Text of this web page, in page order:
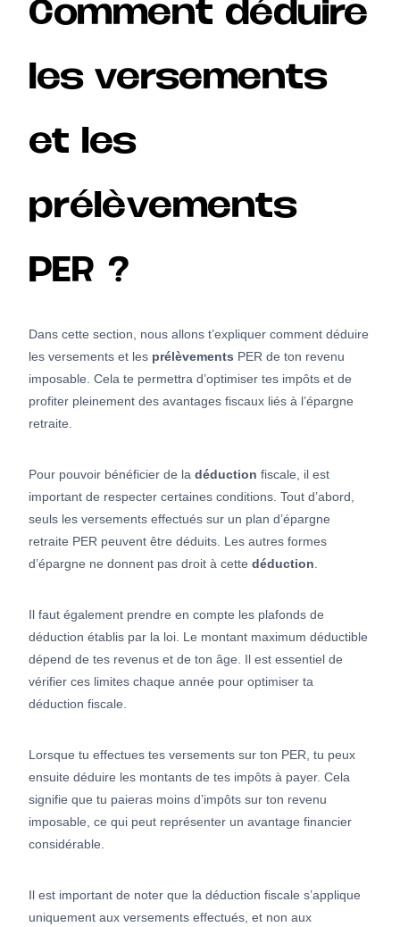
Comment déduire
les versements
et les
prélèvements
PER ?
Dans cette section, nous allons t’expliquer comment déduire
les versements et les prélèvements PER de ton revenu
imposable. Cela te permettra d’optimiser tes impôts et de
profiter pleinement des avantages fiscaux liés à l’épargne
retraite.
Pour pouvoir bénéficier de la déduction fiscale, il est
important de respecter certaines conditions. Tout d’abord,
seuls les versements effectués sur un plan d’épargne
retraite PER peuvent être déduits. Les autres formes
d’épargne ne donnent pas droit à cette déduction
Il faut également prendre en compte les plafonds de
déduction établis par la loi. Le montant maximum déductible
dépend de tes revenus et de ton âge. Il est essentiel de
vérifier ces limites chaque année pour optimiser ta
déduction fiscale.
Lorsque tu effectues tes versements sur ton PER, tu peux
ensuite déduire les montants de tes impôts à payer. Cela
signifie que tu paieras moins d’impôts sur ton revenu
imposable, ce qui peut représenter un avantage financier
considérable.
Il est important de noter que la déduction fiscale s’applique
uniquement aux versements effectués, et non aux